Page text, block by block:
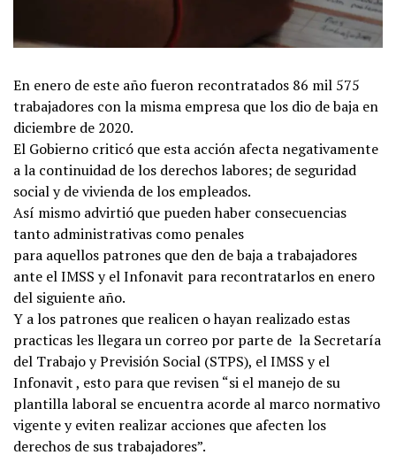
En enero de este año fueron recontratados 86 mil 575
trabajadores con la misma empresa que los dio de baja en
diciembre de 2020.
El Gobierno criticó que esta acción afecta negativamente
a la continuidad de los derechos labores; de seguridad
social y de vivienda de los empleados.
Así mismo advirtió que pueden haber consecuencias
tanto administrativas como penales
para aquellos patrones que den de baja a trabajadores
ante el IMSS y el Infonavit para recontratarlos en enero
del siguiente año.
Y a los patrones que realicen o hayan realizado estas
practicas les llegara un correo por parte de la Secretaría
del Trabajo y Previsión Social (STPS), el IMSS y el
Infonavit , esto para que revisen “si el manejo de su
plantilla laboral se encuentra acorde al marco normativo
vigente y eviten realizar acciones que afecten los
derechos de sus trabajadores”.